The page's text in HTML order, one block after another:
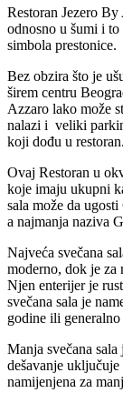
Restoran Jezero
odnosno u šumi i to
simbola prestonice.
Bez obzira što je
širem centru
Azzaro lako može
nalazi i veliki
koji dođu u restoran.
Ovaj Restoran u
koje imaju ukupni
sala može da
a najmanja naziva
Najveća svečana
moderno, dok je za
Njen enterijer je
svečana sala je
godine ili
Manja svečana
dešavanje
namijenjena za